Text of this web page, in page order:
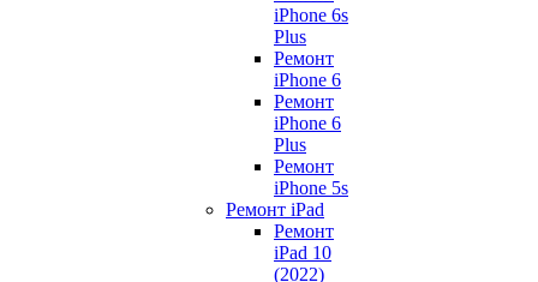
iPhone 6s
Plus
Ремонт
iPhone 6
Ремонт
iPhone 6
Plus
Ремонт
iPhone 5s
Ремонт iPad
Ремонт
iPad 10
(2022)